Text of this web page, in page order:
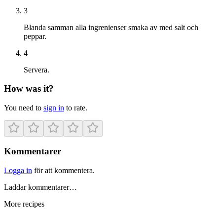
3
Blanda samman alla ingrenienser smaka av med salt och
peppar.
4
Servera.
How was it?
You need to sign in to rate.
Kommentarer
Logga in för att kommentera.
Laddar kommentarer…
More recipes